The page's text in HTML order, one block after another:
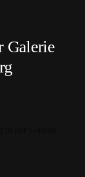
Galerie